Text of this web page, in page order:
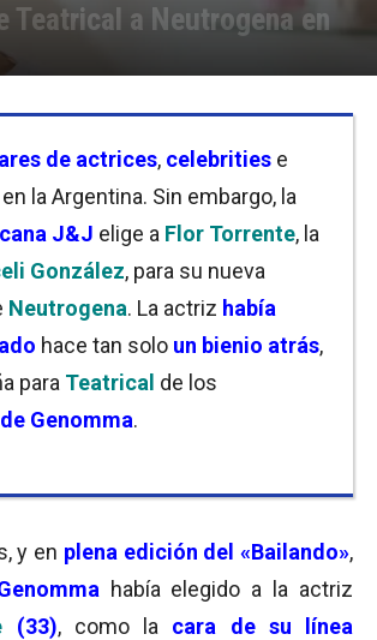
Teatrical a Neutrogena en
de actrices, celebrities e
en la Argentina. Sin embargo, la
J&J elige a Flor Torrente, la
González, para su nueva
Neutrogena. La actriz había
hace tan solo un bienio atrás,
para Teatrical de los
Genomma.
y en plena edición del «Bailando»,
había elegido a la actriz
(33), como la cara de su línea